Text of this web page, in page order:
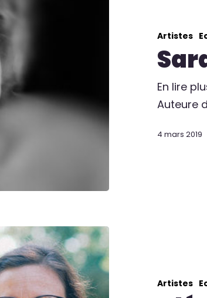
Artistes
En lire
Auteure
4 mars 2019
Artistes